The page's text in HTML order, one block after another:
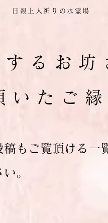
日親上人祈りの水霊場
る お 坊
い た ご 縁
もご覧頂ける一
。